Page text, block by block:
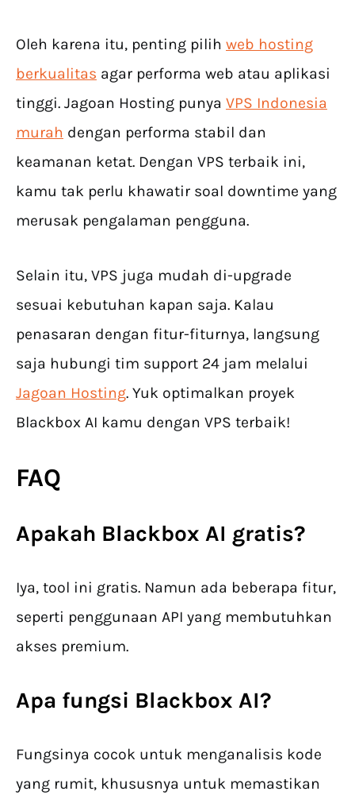
Oleh karena itu, penting pilih web hosting
berkualitas agar performa web atau aplikasi
tinggi. Jagoan Hosting punya VPS Indonesia
murah dengan performa stabil dan
keamanan ketat. Dengan VPS terbaik ini,
kamu tak perlu khawatir soal downtime yang
merusak pengalaman pengguna.
Selain itu, VPS juga mudah di-upgrade
sesuai kebutuhan kapan saja. Kalau
penasaran dengan fitur-fiturnya, langsung
saja hubungi tim support 24 jam melalui
Jagoan Hosting. Yuk optimalkan proyek
Blackbox AI kamu dengan VPS terbaik!
FAQ
Apakah Blackbox AI gratis?
Iya, tool ini gratis. Namun ada beberapa fitur,
seperti penggunaan API yang membutuhkan
akses premium.
Apa fungsi Blackbox AI?
Fungsinya cocok untuk menganalisis kode
yang rumit, khususnya untuk memastikan